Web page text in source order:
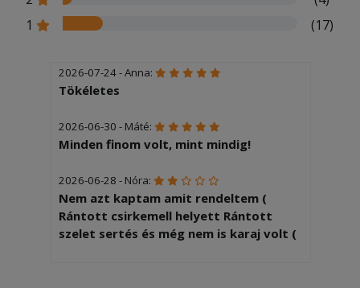
1
(17)
2026-07-24 - Anna:
Tökéletes
2026-06-30 - Máté:
Minden finom volt, mint mindig!
2026-06-28 - Nóra:
Nem azt kaptam amit rendeltem (
Rántott csirkemell helyett Rántott
szelet sertés és még nem is karaj volt (